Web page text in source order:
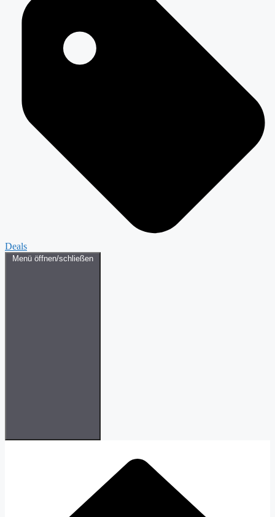
Deals
Menü öffnen/schließen